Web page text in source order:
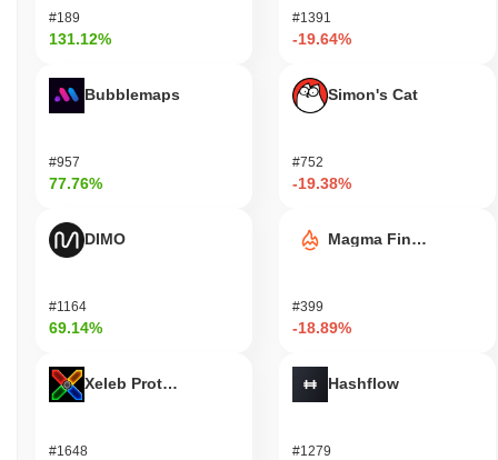
#189
131.12%
Bubblemaps
#957
77.76%
DIMO
#1164
69.14%
Xeleb Protocol
#1648
#1391
-19.64%
Simon's Cat
#752
-19.38%
Magma Finance
#399
-18.89%
Hashflow
#1279